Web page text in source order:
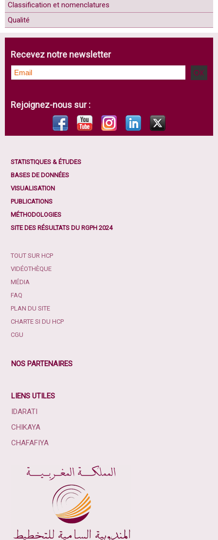
Classification et nomenclatures
Qualité
Recevez notre newsletter
Rejoignez-nous sur :
STATISTIQUES & ÉTUDES
BASES DE DONNÉES
VISUALISATION
PUBLICATIONS
MÉTHODOLOGIES
SITE DES RÉSULTATS DU RGPH 2024
TOUT SUR HCP
VIDÉOTHÈQUE
MÉDIA
FAQ
PLAN DU SITE
CHARTE SI DU HCP
CGU
NOS PARTENAIRES
LIENS UTILES
IDARATI
CHIKAYA
CHAFAFIYA